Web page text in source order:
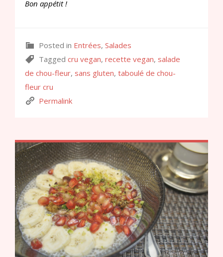
Bon appétit !
Posted in Entrées, Salades
Tagged cru vegan, recette vegan, salade
de chou-fleur, sans gluten, taboulé de chou-
fleur cru
Permalink